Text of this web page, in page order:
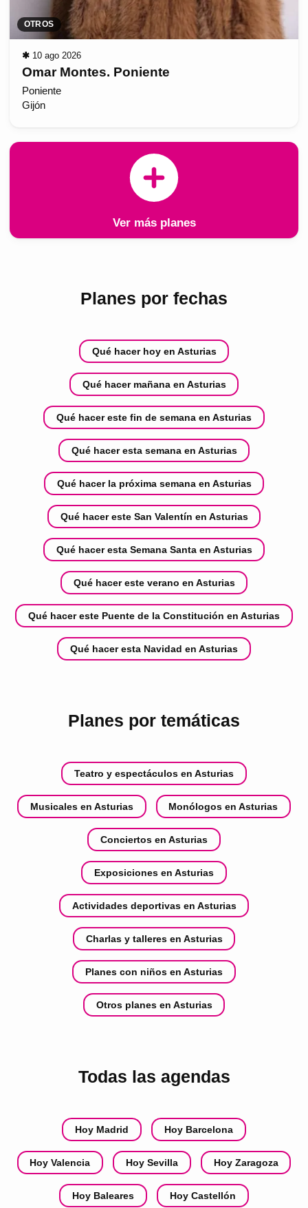
OTROS
✱ 10 ago 2026
Omar Montes. Poniente
Poniente
Gijón
Ver más planes
Planes por fechas
Qué hacer hoy en Asturias
Qué hacer mañana en Asturias
Qué hacer este fin de semana en Asturias
Qué hacer esta semana en Asturias
Qué hacer la próxima semana en Asturias
Qué hacer este San Valentín en Asturias
Qué hacer esta Semana Santa en Asturias
Qué hacer este verano en Asturias
Qué hacer este Puente de la Constitución en Asturias
Qué hacer esta Navidad en Asturias
Planes por temáticas
Teatro y espectáculos en Asturias
Musicales en Asturias Monólogos en Asturias
Conciertos en Asturias
Exposiciones en Asturias
Actividades deportivas en Asturias
Charlas y talleres en Asturias
Planes con niños en Asturias
Otros planes en Asturias
Todas las agendas
Hoy Madrid Hoy Barcelona
Hoy Valencia Hoy Sevilla Hoy Zaragoza
Hoy Baleares Hoy Castellón